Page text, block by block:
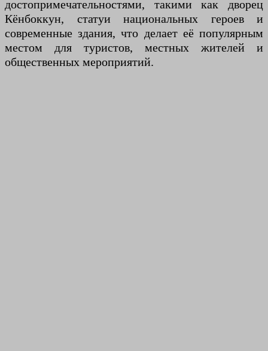
достопримечательностями, такими как дворец
Кёнбоккун, статуи национальных героев и
современные здания, что делает её популярным
местом для туристов, местных жителей и
общественных мероприятий.